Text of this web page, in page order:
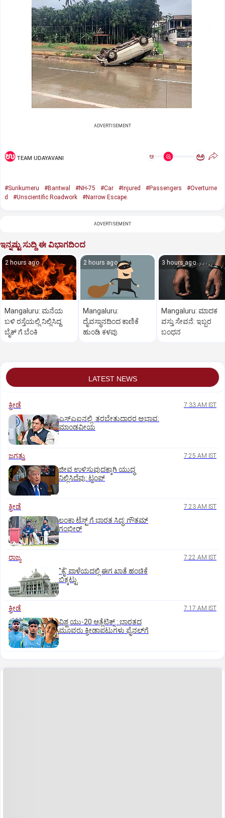
ADVERTISEMENT
TEAM UDAYAVANI ಅ ಅ
#Surikumeru #Bantwal #NH-75 #Car #Injured #Passengers
#Overturne
d
#Unscientific Roadwork #Narrow Escape.
ADVERTISEMENT
ಇನ್ನಷ್ಟು ಸುದ್ದಿ ಈ ವಿಭಾಗದಿಂದ
2 hours ago
Mangaluru: ಮನೆಯ
ಬಳಿ ರಸ್ತೆಯಲ್ಲಿ ನಿಲ್ಲಿಸಿದ್ದ
ಬೈಕ್ ಗೆ ಬೆಂಕಿ
2 hours ago
Mangaluru:
ದೈವಸ್ಥಾನದಿಂದ ಕಾಣಿಕೆ
ಹುಂಡಿ ಕಳವು
3 hours ago
Mangaluru: ಮಾದಕ
ವಸ್ತು ಸೇವನೆ: ಇಬ್ಬರ
ಬಂಧನ
LATEST NEWS
ಕ್ರೀಡೆ 7:33 AM IST
ಎಸ್‌ಎಐನಲ್ಲಿ ತರಬೇತುದಾರರ ಅಭಾವ:
ಮಾಂಡವೀಯ
ಜಗತ್ತು 7:25 AM IST
ಜೀವ ಉಳಿಸುವುದಕ್ಕಾಗಿ ಯುದ್ಧ
ನಿಲ್ಲಿಸಿದೆವು: ಟ್ರಂಪ್‌
ಕ್ರೀಡೆ 7:23 AM IST
ಲಂಕಾ ಟೆಸ್ಟ್‌ ಗೆ ಭಾರತ ಸಿದ್ಧ: ಗೌತಮ್‌
ಗಂಭೀರ್‌
ರಾಜ್ಯ 7:22 AM IST
"ಕೈ' ಪಾಳೆಯದಲ್ಲಿ ಈಗ ಖಾತೆ ಹಂಚಿಕೆ
ಬಿಕ್ಕಟ್ಟು
ಕ್ರೀಡೆ 7:17 AM IST
ವಿಶ್ವ ಯು-20 ಆತ್ಲೆಟಿಕ್ಸ್‌ : ಭಾರತದ
ಮೂವರು ಕ್ರೀಡಾಪಟುಗಳು ಫೈನಲ್‌ಗೆ